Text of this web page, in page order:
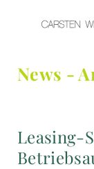
News -
Leasing-